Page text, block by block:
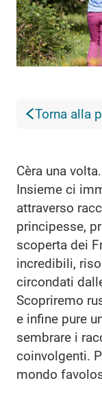
Torna alla
Cèra una
Insieme ci
attraverso
principesse,
scoperta dei
incredibili,
circondati
Scopriremo
e infine pure
sembrare i
coinvolgenti.
mondo